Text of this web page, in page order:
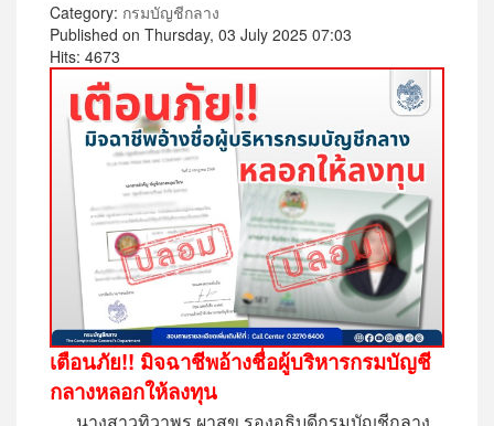
Category: กรมบัญชีกลาง
Published on Thursday, 03 July 2025 07:03
Hits: 4673
เตือนภัย!! มิจฉาชีพอ้างชื่อผู้บริหารกรมบัญชี
กลางหลอกให้ลงทุน
นางสาวทิวาพร ผาสุข รองอธิบดีกรมบัญชีกลาง